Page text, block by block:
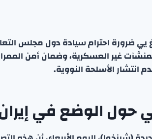
يي ضرورة احترام سيادة دول مجلس
غير العسكرية، وضمان أمن
انتشار الأسلحة النووية.
حول الوضع في